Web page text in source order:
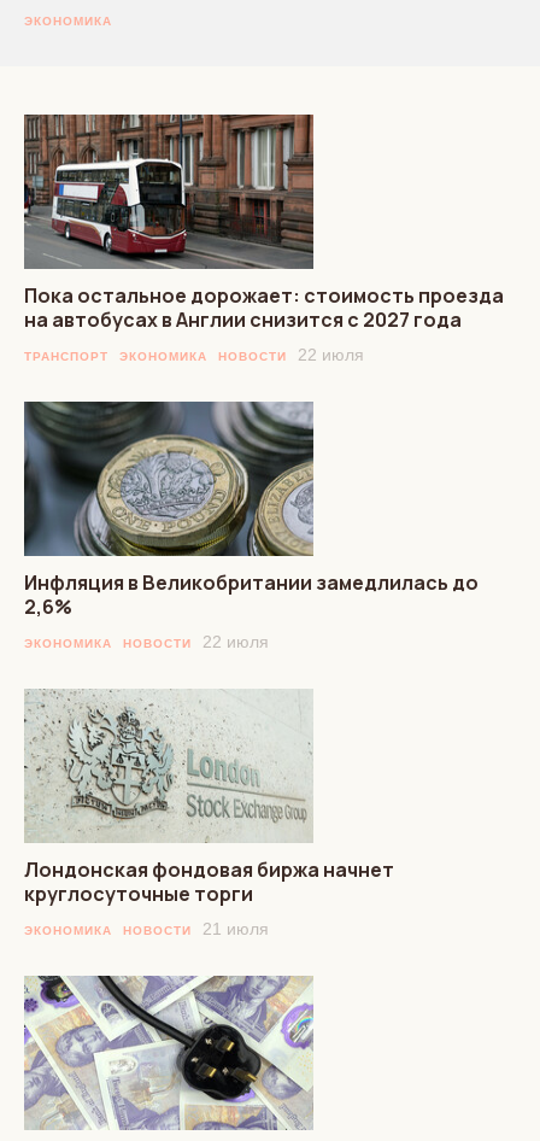
ЭКОНОМИКА
Пока остальное дорожает: стоимость проезда
на автобусах в Англии снизится с 2027 года
ТРАНСПОРТ ЭКОНОМИКА НОВОСТИ 22 июля
Инфляция в Великобритании замедлилась до
2,6%
ЭКОНОМИКА НОВОСТИ 22 июля
Лондонская фондовая биржа начнет
круглосуточные торги
ЭКОНОМИКА НОВОСТИ 21 июля